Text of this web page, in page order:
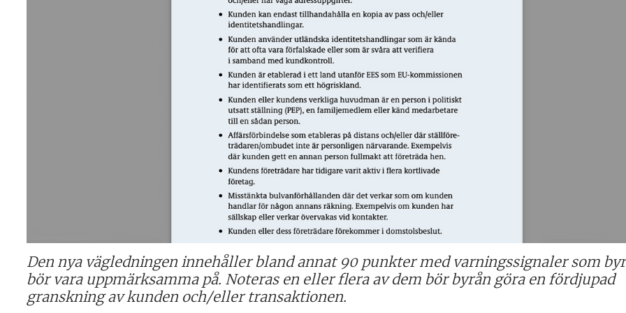
Den nya vägledningen innehåller bland annat 90 punkter med varningssignaler som
bör vara uppmärksamma på. Noteras en eller flera av dem bör byrån göra en fördjupad
granskning av kunden och/eller transaktionen.